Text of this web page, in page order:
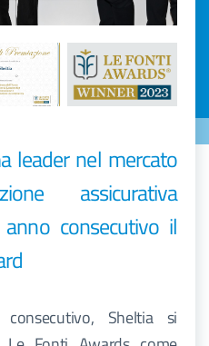
leader nel mercato
assicurativa
consecutivo il
Sheltia si